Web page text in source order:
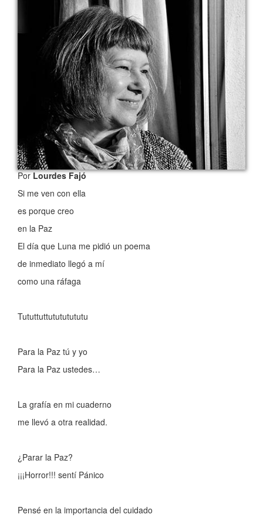
PorLourdes Fajó
Si me ven con ella
es porque creo
en la Paz
El día que Luna me pidió un poema
de inmediato llegó a mí
como una ráfaga
Tututtuttutututututu
Para la Paz tú y yo
Para la Paz ustedes…
La grafía en mi cuaderno
me llevó a otra realidad.
¿Parar la Paz?
¡¡¡Horror!!! sentí Pánico
Pensé en la importancia del cuidado